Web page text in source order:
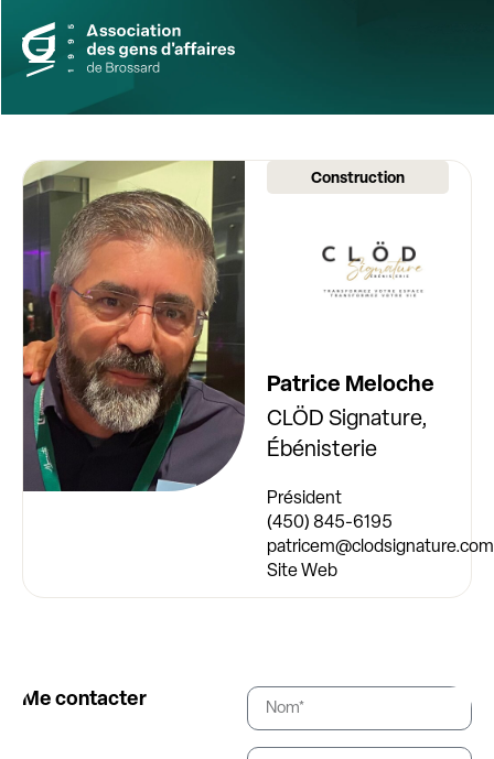
Construction
Patrice Meloche
CLÖD Signature,
Ébénisterie
Président
(450) 845-6195
patricem@clodsignature.com
Site Web
Me contacter